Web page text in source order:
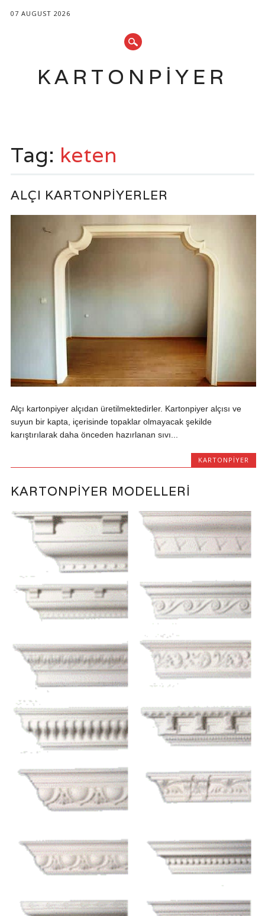
07 AUGUST 2026
KARTONPIYER
content
Tag: keten
ALÇI KARTONPIYERLER
Alçı kartonpiyer alçıdan üretilmektedirler. Kartonpiyer alçısı ve
suyun bir kapta, içerisinde topaklar olmayacak şekilde
karıştırılarak daha önceden hazırlanan sıvı...
KARTONPIYER
KARTONPIYER MODELLERI